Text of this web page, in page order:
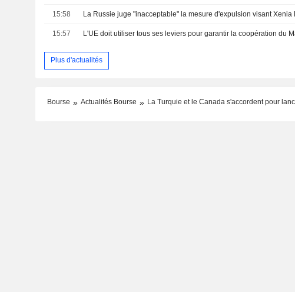
15:58
15:57
Plus d'actualités
Bourse Actualités Bourse La Turquie et le Canada s'accordent pour